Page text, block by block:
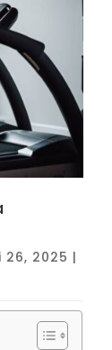
26, 2025 |